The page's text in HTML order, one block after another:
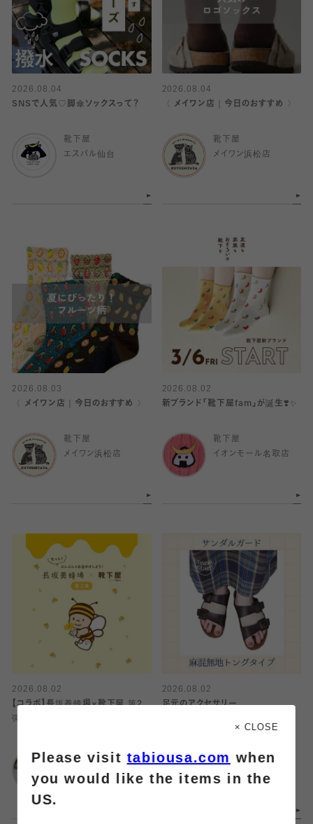
2026.08.04
SNSで人気♡脚傘ソックスって？
靴下屋
エスパル仙台
2026.08.04
〈 メイワン店｜今日のおすすめ 〉
靴下屋
メイワン浜松店
2026.08.03
〈 メイワン店｜今日のおすすめ 〉
靴下屋
メイワン浜松店
2026.08.02
新ブランド「靴下屋fam」が誕生❣️✨
靴下屋
イオンモール名取店
2026.08.02
【コラボ】長坂養蜂場×靴下屋 第2
弾
靴下屋
2026.08.02
足元のアクセサリー
仙台セルバ店
× CLOSE
Please visittabiousa.com when
you would like the items in the
US.